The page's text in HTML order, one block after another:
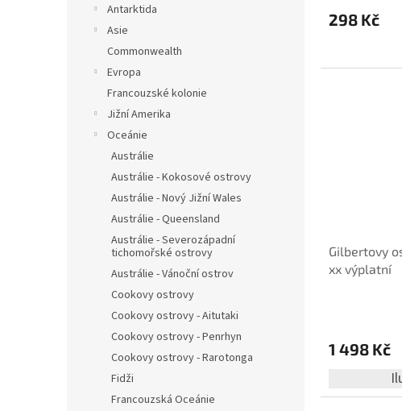
Antarktida
Asie
Commonwealth
Evropa
Francouzské kolonie
Jižní Amerika
Oceánie
Austrálie
Austrálie - Kokosové ostrovy
Austrálie - Nový Jižní Wales
Austrálie - Queensland
Austrálie - Severozápadní
tichomořské ostrovy
Austrálie - Vánoční ostrov
Cookovy ostrovy
Cookovy ostrovy - Aitutaki
Cookovy ostrovy - Penrhyn
Cookovy ostrovy - Rarotonga
Fidži
Francouzská Oceánie
298 Kč
Gilbertovy
xx výplatní
1 498 Kč